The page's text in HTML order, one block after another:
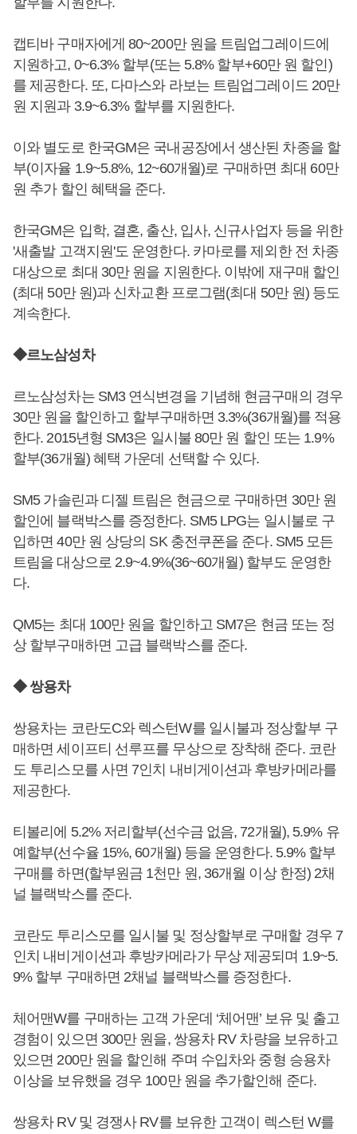
캡티바 구매자에게 80~200만 원을 트림업그레이드에
지원하고, 0~6.3% 할부(또는 5.8% 할부+60만 원 할인)
를 제공한다. 또, 다마스와 라보는 트림업그레이드 20만
원 지원과 3.9~6.3% 할부를 지원한다.
이와 별도로 한국GM은 국내공장에서 생산된 차종을 할
부(이자율 1.9~5.8%, 12~60개월)로 구매하면 최대 60만
원 추가 할인 혜택을 준다.
한국GM은 입학, 결혼, 출산, 입사, 신규사업자 등을 위한
'새출발 고객지원'도 운영한다. 카마로를 제외한 전 차종
대상으로 최대 30만 원을 지원한다. 이밖에 재구매 할인
(최대 50만 원)과 신차교환 프로그램(최대 50만 원) 등도
계속한다.
◆르노삼성차
르노삼성차는 SM3 연식변경을 기념해 현금구매의 경우
30만 원을 할인하고 할부구매하면 3.3%(36개월)를 적용
한다. 2015년형 SM3은 일시불 80만 원 할인 또는 1.9%
할부(36개월) 혜택 가운데 선택할 수 있다.
SM5 가솔린과 디젤 트림은 현금으로 구매하면 30만 원
할인에 블랙박스를 증정한다. SM5 LPG는 일시불로 구
입하면 40만 원 상당의 SK 충전쿠폰을 준다. SM5 모든
트림을 대상으로 2.9~4.9%(36~60개월) 할부도 운영한
다.
QM5는 최대 100만 원을 할인하고 SM7은 현금 또는 정
상 할부구매하면 고급 블랙박스를 준다.
◆ 쌍용차
쌍용차는 코란도C와 렉스턴W를 일시불과 정상할부 구
매하면 세이프티 선루프를 무상으로 장착해 준다. 코란
도 투리스모를 사면 7인치 내비게이션과 후방카메라를
제공한다.
티볼리에 5.2% 저리할부(선수금 없음, 72개월), 5.9% 유
예할부(선수율 15%, 60개월) 등을 운영한다. 5.9% 할부
구매를 하면(할부원금 1천만 원, 36개월 이상 한정) 2채
널 블랙박스를 준다.
코란도 투리스모를 일시불 및 정상할부로 구매할 경우 7
인치 내비게이션과 후방카메라가 무상 제공되며 1.9~5.
9% 할부 구매하면 2채널 블랙박스를 증정한다.
체어맨W를 구매하는 고객 가운데 ‘체어맨’ 보유 및 출고
경험이 있으면 300만 원을, 쌍용차 RV 차량을 보유하고
있으면 200만 원을 할인해 주며 수입차와 중형 승용차
이상을 보유했을 경우 100만 원을 추가할인해 준다.
쌍용차 RV 및 경쟁사 RV를 보유한 고객이 렉스턴 W를